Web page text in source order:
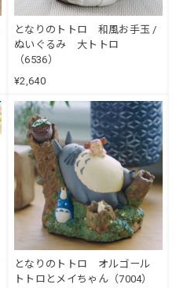
となりのトトロ 和風お手玉 /
ぬいぐるみ 大トトロ
（6536）
¥2,640
となりのトトロ オルゴール
トトロとメイちゃん（7004）